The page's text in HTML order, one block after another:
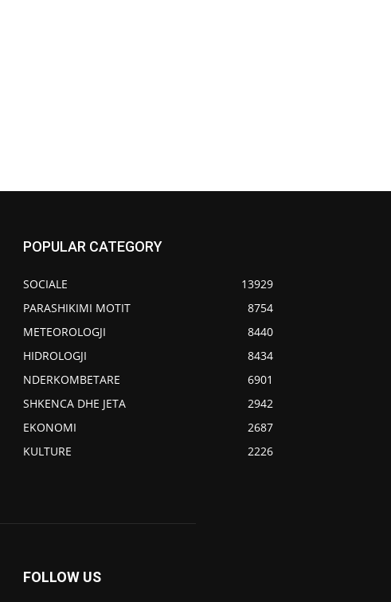
POPULAR CATEGORY
SOCIALE
13929
PARASHIKIMI MOTIT
8754
METEOROLOGJI
8440
HIDROLOGJI
8434
NDERKOMBETARE
6901
SHKENCA DHE JETA
2942
EKONOMI
2687
KULTURE
2226
FOLLOW US